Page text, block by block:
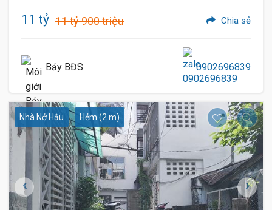
11 tỷ 11 tỷ 900 triệu Chia sẻ
Bảy BĐS 0902696839
Nhà Nở Hậu Hẻm (2 m)